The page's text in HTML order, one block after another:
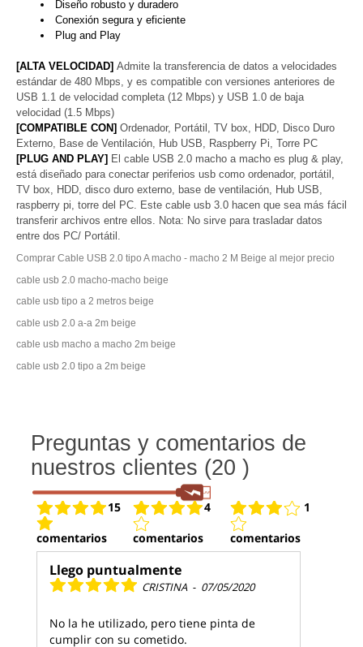
Diseño robusto y duradero
Conexión segura y eficiente
Plug and Play
[ALTA VELOCIDAD] Admite la transferencia de datos a velocidades
estándar de 480 Mbps, y es compatible con versiones anteriores de
USB 1.1 de velocidad completa (12 Mbps) y USB 1.0 de baja
velocidad (1.5 Mbps)
[COMPATIBLE CON] Ordenador, Portátil, TV box, HDD, Disco Duro
Externo, Base de Ventilación, Hub USB, Raspberry Pi, Torre PC
[PLUG AND PLAY] El cable USB 2.0 macho a macho es plug & play,
está diseñado para conectar periferios usb como ordenador, portátil,
TV box, HDD, disco duro externo, base de ventilación, Hub USB,
raspberry pi, torre del PC. Este cable usb 3.0 hacen que sea más fácil
transferir archivos entre ellos. Nota: No sirve para trasladar datos
entre dos PC/ Portátil.
Comprar Cable USB 2.0 tipo A macho - macho 2 M Beige al mejor precio
cable usb 2.0 macho-macho beige
cable usb tipo a 2 metros beige
cable usb 2.0 a-a 2m beige
cable usb macho a macho 2m beige
cable usb 2.0 tipo a 2m beige
Preguntas y comentarios de
nuestros clientes (20 )
15
comentarios
4
comentarios
1
comentarios
Llego puntualmente
CRISTINA - 07/05/2020
No la he utilizado, pero tiene pinta de
cumplir con su cometido.